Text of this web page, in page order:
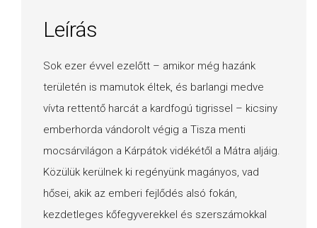
Leírás
Sok ezer évvel ezelőtt – amikor még hazánk
területén is mamutok éltek, és barlangi medve
vívta rettentő harcát a kardfogú tigrissel – kicsiny
emberhorda vándorolt végig a Tisza menti
mocsárvilágon a Kárpátok vidékétől a Mátra aljáig.
Közülük kerülnek ki regényünk magányos, vad
hősei, akik az emberi fejlődés alsó fokán,
kezdetleges kőfegyverekkel és szerszámokkal